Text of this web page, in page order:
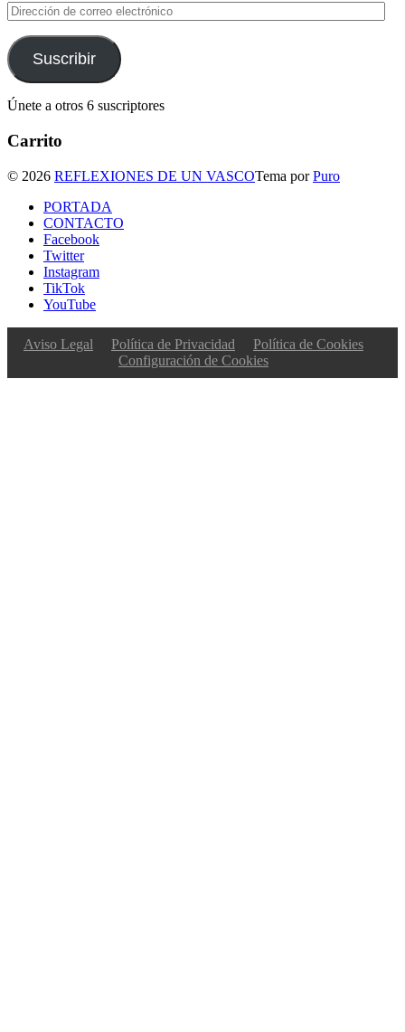
Dirección
de
correo
electrónico
Suscribir
Únete a otros 6 suscriptores
Carrito
© 2026 REFLEXIONES DE UN VASCOTema porPuro
PORTADA
CONTACTO
Facebook
Twitter
Instagram
TikTok
YouTube
Aviso Legal Política de Privacidad
Política de Cookies
Configuración de Cookies